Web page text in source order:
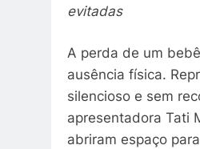
evitadas
A perda de um
ausência física.
silencioso e sem
apresentadora Tati
abriram espaço